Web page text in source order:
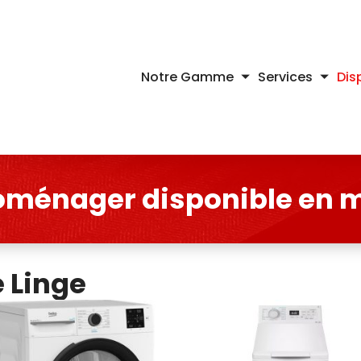
Notre Gamme Services
disponible en
Linge